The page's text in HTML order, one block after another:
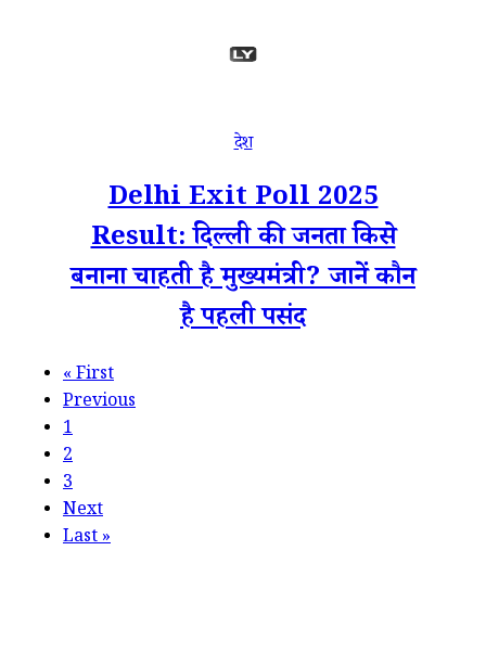
देश
Delhi Exit Poll 2025
Result: दिल्ली की जनता किसे
बनाना चाहती है मुख्यमंत्री? जानें कौन
है पहली पसंद
«First
Previous
1
2
3
Next
Last»